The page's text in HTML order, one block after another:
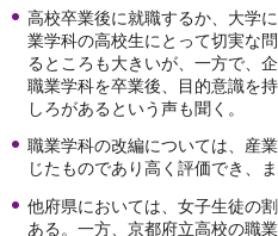
高校卒業後に就職するか、大学
業学科の高校生にとって切実な
るところも大きいが、一方で、
職業学科を卒業後、目的意識を
しろがあるという声も聞く。
職業学科の改編については、産
じたものであり高く評価でき、
他府県においては、女子生徒の
ある。一方、京都府立高校の職